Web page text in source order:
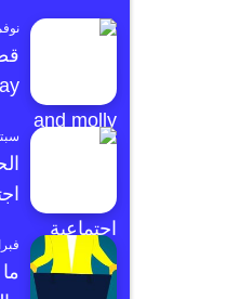
نوفمبر
سبتمبر
فبراير